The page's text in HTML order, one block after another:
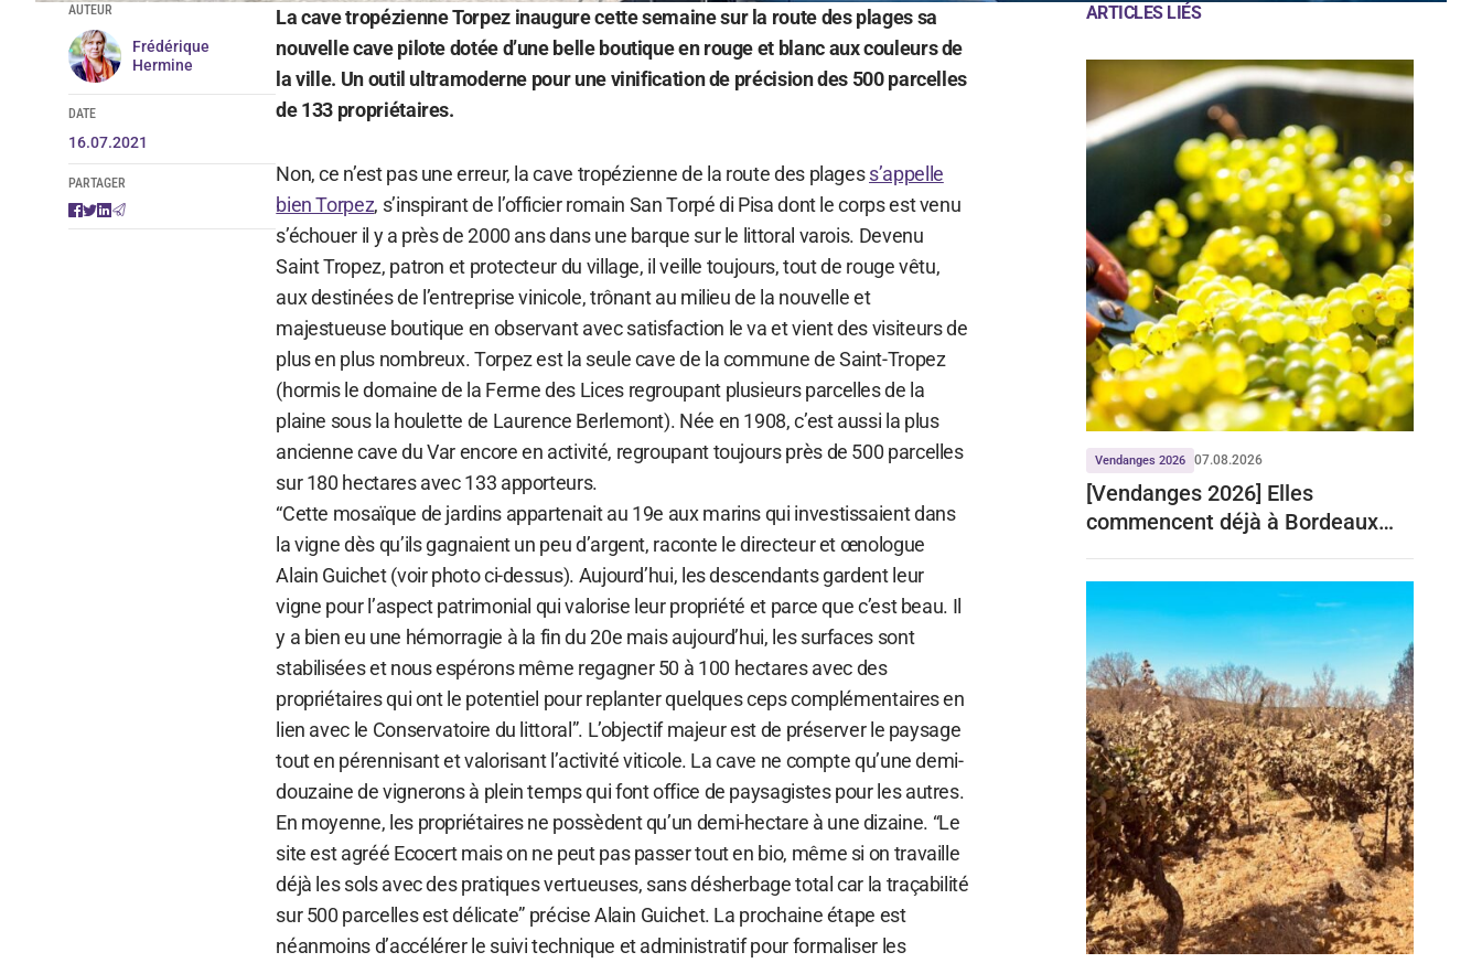
AUTEUR
Frédérique
Hermine
DATE
16.07.2021
PARTAGER
La cave tropézienne Torpez inaugure cette semaine sur la route des plages sa
nouvelle cave pilote dotée d’une belle boutique en rouge et blanc aux couleurs de
la ville. Un outil ultramoderne pour une vinification de précision des 500 parcelles
de 133 propriétaires.
Non, ce n’est pas une erreur, la cave tropézienne de la route des plagess’appelle
bien Torpez, s’inspirant de l’officier romain San Torpé di Pisa dont le corps est venu
s’échouer il y a près de 2000 ans dans une barque sur le littoral varois. Devenu
Saint Tropez, patron et protecteur du village, il veille toujours, tout de rouge vêtu,
aux destinées de l’entreprise vinicole, trônant au milieu de la nouvelle et
majestueuse boutique en observant avec satisfaction le va et vient des visiteurs de
plus en plus nombreux. Torpez est la seule cave de la commune de Saint-Tropez
(hormis le domaine de la Ferme des Lices regroupant plusieurs parcelles de la
plaine sous la houlette de Laurence Berlemont). Née en 1908, c’est aussi la plus
ancienne cave du Var encore en activité, regroupant toujours près de 500 parcelles
sur 180 hectares avec 133 apporteurs.
“Cette mosaïque de jardins appartenait au 19e aux marins qui investissaient dans
la vigne dès qu’ils gagnaient un peu d’argent, raconte le directeur et œnologue
Alain Guichet (voir photo ci-dessus). Aujourd’hui, les descendants gardent leur
vigne pour l’aspect patrimonial qui valorise leur propriété et parce que c’est beau. Il
y a bien eu une hémorragie à la fin du 20e mais aujourd’hui, les surfaces sont
stabilisées et nous espérons même regagner 50 à 100 hectares avec des
propriétaires qui ont le potentiel pour replanter quelques ceps complémentaires en
lien avec le Conservatoire du littoral”. L’objectif majeur est de préserver le paysage
tout en pérennisant et valorisant l’activité viticole. La cave ne compte qu’une demi-
douzaine de vignerons à plein temps qui font office de paysagistes pour les autres.
En moyenne, les propriétaires ne possèdent qu’un demi-hectare à une dizaine. “Le
site est agréé Ecocert mais on ne peut pas passer tout en bio, même si on travaille
déjà les sols avec des pratiques vertueuses, sans désherbage total car la traçabilité
sur 500 parcelles est délicate” précise Alain Guichet. La prochaine étape est
néanmoins d’accélérer le suivi technique et administratif pour formaliser les
ARTICLES LIÉS
Vendanges 2026 07.08.2026
[Vendanges 2026] Elles
commencent déjà à Bordeaux